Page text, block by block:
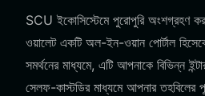
SCU ইকোসিস্টেমে পুরোপুরি অংশগ্রহণ
ওয়ালেট একটি অল-ইন-ওয়ান পোর্টাল
সমর্থনের মাধ্যমে, এটি আপনাকে বিভিন্ন
সেলফ-কাস্টডির মাধ্যমে আপনার